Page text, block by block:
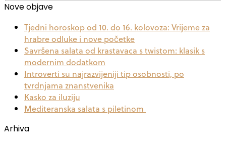
Nove objave
Tjedni horoskop od 10. do 16. kolovoza: Vrijeme za
hrabre odluke i nove početke
Savršena salata od krastavaca s twistom: klasik s
modernim dodatkom
Introverti su najrazvijeniji tip osobnosti, po
tvrdnjama znanstvenika
Kasko za iluziju
Mediteranska salata s piletinom
Arhiva